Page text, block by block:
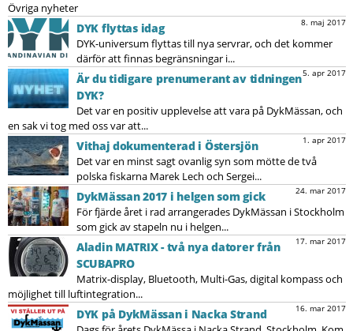
Övriga nyheter
8. maj 2017
DYK flyttas idag
DYK-universum flyttas till nya servrar, och det kommer
därför att finnas begränsningar i...
5. apr 2017
Är du tidigare prenumerant av tidningen
DYK?
Det var en positiv upplevelse att vara på DykMässan, och
en sak vi tog med oss var att...
1. apr 2017
Vithaj dokumenterad i Östersjön
Det var en minst sagt ovanlig syn som mötte de två
polska fiskarna Marek Lech och Sergei...
24. mar 2017
DykMässan 2017 i helgen som gick
För fjärde året i rad arrangerades DykMässan i Stockholm
som gick av stapeln nu i helgen...
17. mar 2017
Aladin MATRIX - två nya datorer från
SCUBAPRO
Matrix-display, Bluetooth, Multi-Gas, digital kompass och
möjlighet till luftintegration...
16. mar 2017
DYK på DykMässan i Nacka Strand